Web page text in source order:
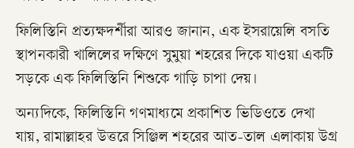
ফিলিস্তিনি প্রত্যক্ষদর্শীরা আরও জানান, এক ইসরায়েলি বসতি
স্থাপনকারী খালিলের দক্ষিণে সুমুয়া শহরের দিকে যাওয়া একটি
সড়কে এক ফিলিস্তিনি শিশুকে গাড়ি চাপা দেয়।
অন্যদিকে, ফিলিস্তিনি গণমাধ্যমে প্রকাশিত ভিডিওতে দেখা
যায়, রামাল্লাহর উত্তরে সিঞ্জিল শহরের আত-তাল এলাকায় উগ্র